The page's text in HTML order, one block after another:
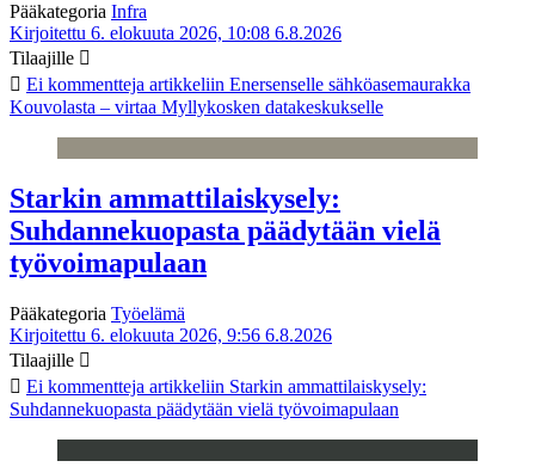
Pääkategoria Infra
Kirjoitettu 6. elokuuta 2026, 10:08 6.8.2026
Tilaajille
Ei kommentteja artikkeliin Enersenselle sähköasemaurakka
Kouvolasta – virtaa Myllykosken datakeskukselle
Starkin ammattilaiskysely:
Suhdannekuopasta päädytään vielä
työvoimapulaan
Pääkategoria Työelämä
Kirjoitettu 6. elokuuta 2026, 9:56 6.8.2026
Tilaajille
Ei kommentteja artikkeliin Starkin ammattilaiskysely:
Suhdannekuopasta päädytään vielä työvoimapulaan